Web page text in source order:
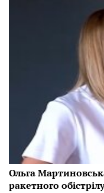
Ольга
ракетного